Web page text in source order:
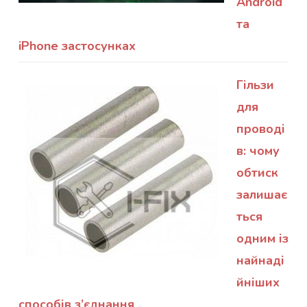
та
iPhone застосунках
Гільзи
для
проводі
в: чому
обтиск
залишає
ться
одним із
найнаді
йніших